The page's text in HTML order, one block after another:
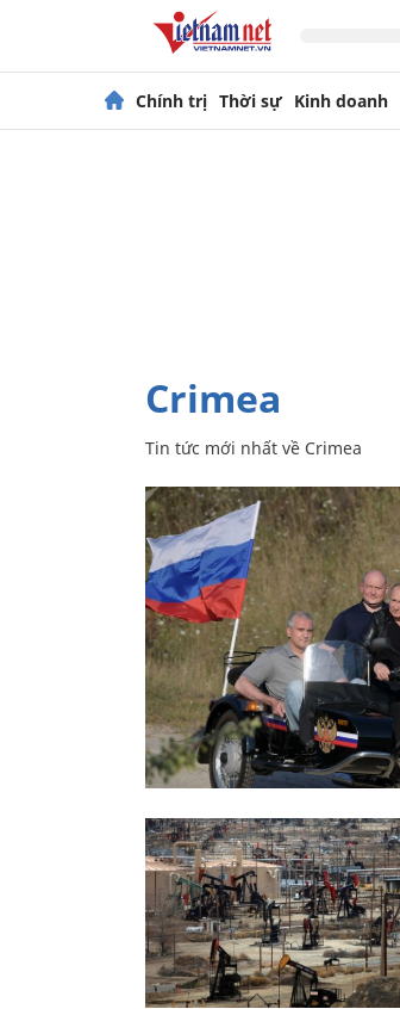
Chính trị Thời sự Kinh doanh
Crimea
Tin tức mới nhất về Crimea